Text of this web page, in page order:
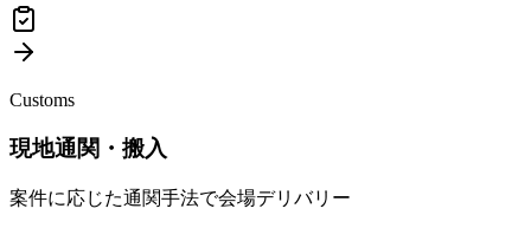
Customs
現地通関・搬入
案件に応じた通関手法で会場デリバリー